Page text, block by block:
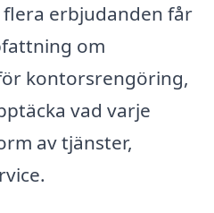
erbjudanden får
om
kontorsrengöring,
vad varje
av tjänster,